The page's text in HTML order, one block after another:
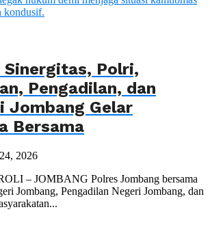
Sinergitas, Polri,
Pengadilan, dan
Jombang Gelar
Bersama
2026
– JOMBANG Polres Jombang bersama
Jombang, Pengadilan Negeri Jombang, dan